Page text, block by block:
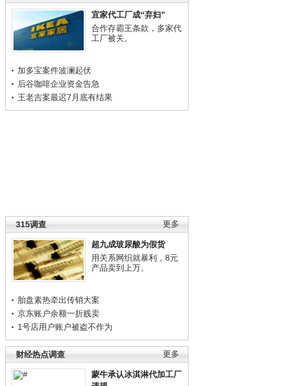
宜家代工厂成“弃妇”
合作存霸王条款，多家代
工厂被关。
加多宝案件波澜起伏
后谷咖啡企业资金告急
王老吉案最迟7月底有结果
更多
315调查
超九成玻尿酸为假货
用关系网织就暴利，8元
产品卖到上万。
胎盘素热牵出传销大案
京东账户余额一折贱卖
1号店用户账户被盗不作为
更多
财经热点调查
蒙牛承认冰淇淋代加工厂